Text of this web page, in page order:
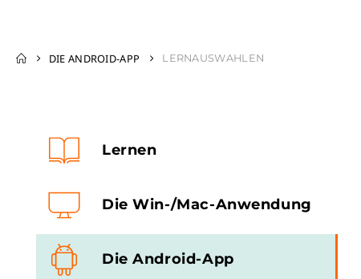
DIE ANDROID-APP LERNAUSWAHLEN
Lernen
Die Win-/Mac-Anwendung
Die Android-App